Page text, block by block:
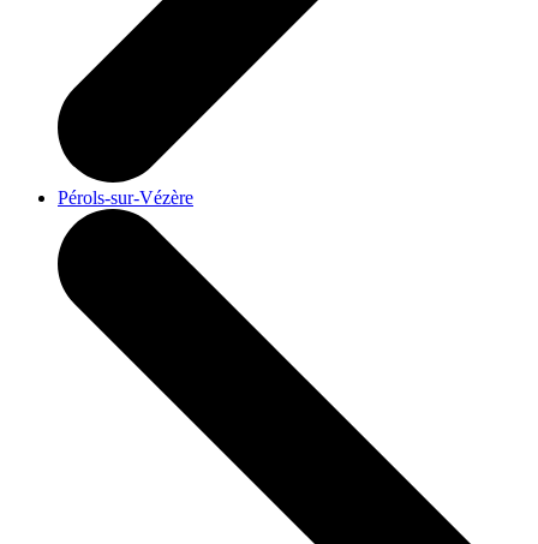
Pérols-sur-Vézère